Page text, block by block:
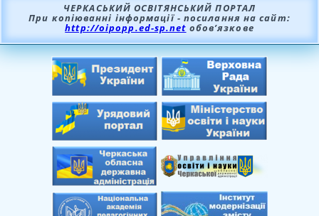
ЧЕРКАСЬКИЙ ОСВІТЯНСЬКИЙ ПОРТАЛ
При копіюванні інформації - посилання на сайт:
http://oipopp.ed-sp.net обов’язкове